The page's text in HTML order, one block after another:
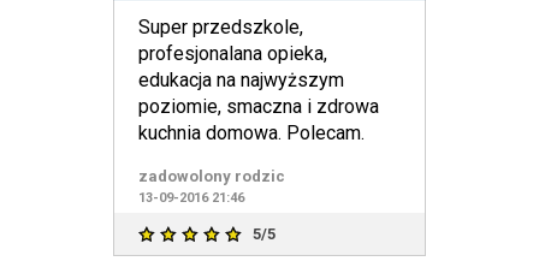
Super przedszkole,
profesjonalana opieka,
edukacja na najwyższym
poziomie, smaczna i zdrowa
kuchnia domowa. Polecam.
zadowolony rodzic
13-09-2016 21:46
5/5